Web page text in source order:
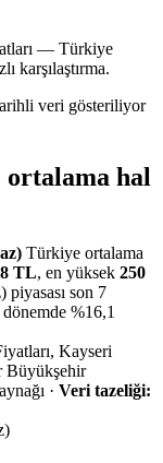
— Türkiye
karşılaştırma.
veri gösteriliyor
hal
Türkiye ortalama
TL, en yüksek 250
piyasası son 7
%16,1
Kayseri
Büyükşehir
· Veri tazeliği: